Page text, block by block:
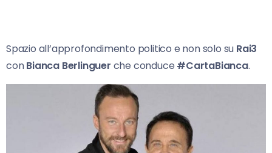
Spazio all’approfondimento politico e non solo su Rai3
conBianca Berlinguer che conduce #CartaBianca.